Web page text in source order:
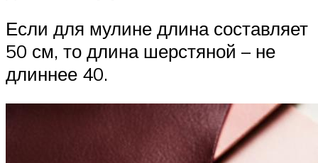
Если для мулине длина составляет
50 см, то длина шерстяной – не
длиннее 40.